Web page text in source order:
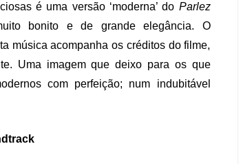
é uma versão ‘moderna’ do Parlez
bonito e de grande elegância. O
música acompanha os créditos do filme,
Uma imagem que deixo para os que
com perfeição; num indubitável